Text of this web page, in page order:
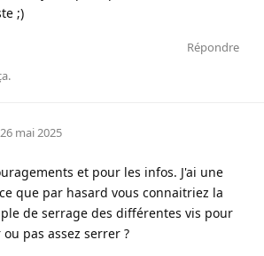
;)
Répondre
.
26 mai 2025
et pour les infos. J'ai une
que par hasard vous connaitriez la
de serrage des différentes vis pour
pas assez serrer ?